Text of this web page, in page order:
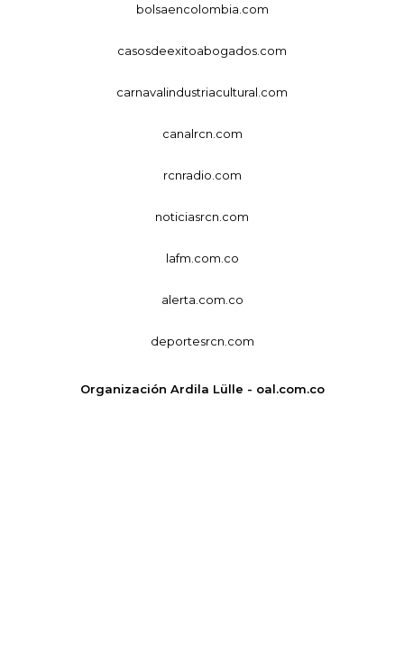
bolsaencolombia.com
casosdeexitoabogados.com
carnavalindustriacultural.com
canalrcn.com
rcnradio.com
noticiasrcn.com
lafm.com.co
alerta.com.co
deportesrcn.com
Organización Ardila Lülle - oal.com.co